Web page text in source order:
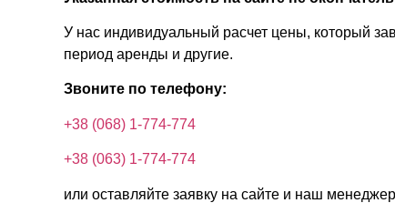
У нас индивидуальный расчет цены, который
период аренды и другие.
Звоните по телефону:
+38 (068) 1-774-774
+38 (063) 1-774-774
или оставляйте заявку на сайте и наш